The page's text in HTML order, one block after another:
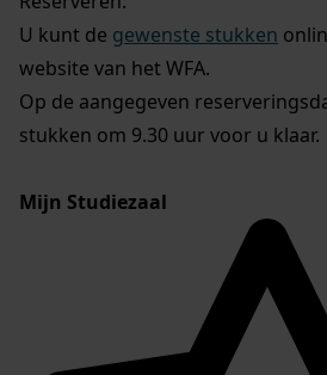
U kunt de gewenste stukken
website van het WFA.
Op de aangegeven
stukken om 9.30 uur voor u klaar.
Mijn Studiezaal